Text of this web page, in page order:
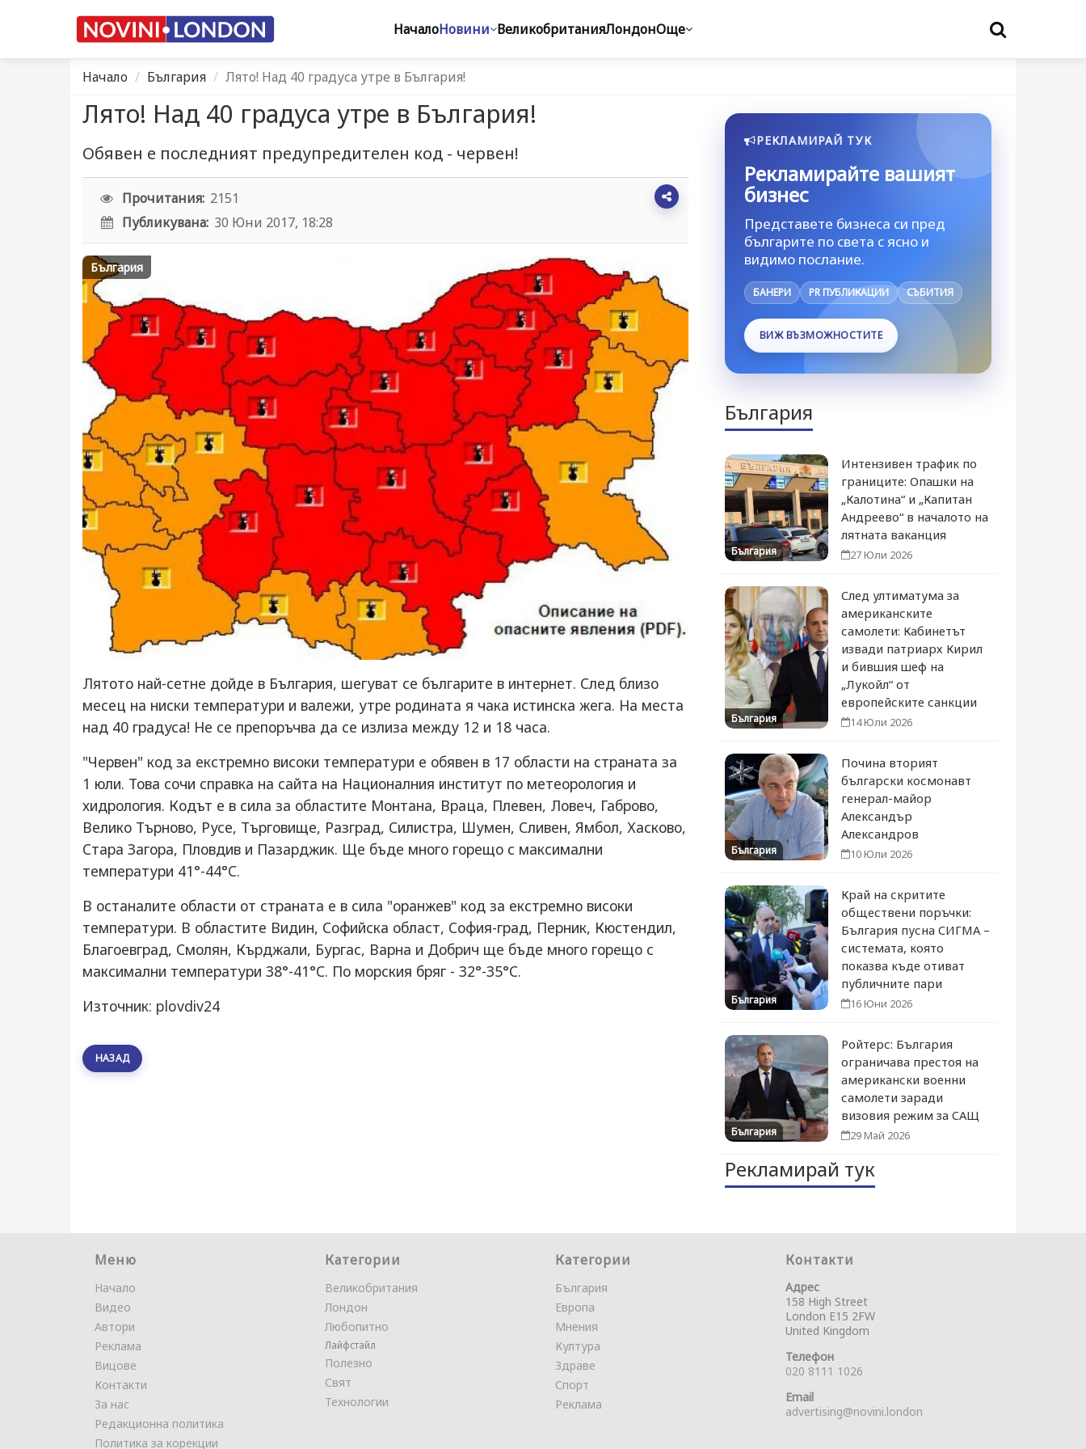
НачалоНовини ВеликобританияЛондонОще
Начало България Лято! Над 40 градуса утре в България!
Лято! Над 40 градуса утре в България!
Обявен е последният предупредителен код - червен!
Прочитания: 2151
Публикувана: 30 Юни 2017, 18:28
България
Лятото най-сетне дойде в България, шегуват се българите в интернет. След близо
месец на ниски температури и валежи, утре родината я чака истинска жега. На места
над 40 градуса! Не се препоръчва да се излиза между 12 и 18 часа.
"Червен" код за екстремно високи температури е обявен в 17 области на страната за
1 юли. Това сочи справка на сайта на Националния институт по метеорология и
хидрология. Кодът е в сила за областите Монтана, Враца, Плевен, Ловеч, Габрово,
Велико Търново, Русе, Търговище, Разград, Силистра, Шумен, Сливен, Ямбол, Хасково,
Стара Загора, Пловдив и Пазарджик. Ще бъде много горещо с максимални
температури 41°-44°C.
В останалите области от страната е в сила "оранжев" код за екстремно високи
температури. В областите Видин, Софийска област, София-град, Перник, Кюстендил,
Благоевград, Смолян, Кърджали, Бургас, Варна и Добрич ще бъде много горещо с
максимални температури 38°-41°C. По морския бряг - 32°-35°C.
Източник: plovdiv24
НАЗАД
РЕКЛАМИРАЙ ТУК
Рекламирайте вашият
бизнес
Представете бизнеса си пред
българите по света с ясно и
видимо послание.
БАНЕРИ PR ПУБЛИКАЦИИ СЪБИТИЯ
ВИЖ ВЪЗМОЖНОСТИТЕ
България
България
Интензивен трафик по
границите: Опашки на
„Калотина“ и „Капитан
Андреево“ в началото на
лятната ваканция
27 Юли 2026
България
След ултиматума за
американските
самолети: Кабинетът
извади патриарх Кирил
и бившия шеф на
„Лукойл“ от
европейските санкции
14 Юли 2026
България
Почина вторият
български космонавт
генерал-майор
Александър
Александров
10 Юли 2026
България
Край на скритите
обществени поръчки:
България пусна СИГМА –
системата, която
показва къде отиват
публичните пари
16 Юни 2026
България
Ройтерс: България
ограничава престоя на
американски военни
самолети заради
визовия режим за САЩ
29 Май 2026
Рекламирай тук
Меню
Начало
Видео
Автори
Реклама
Вицове
Контакти
За нас
Редакционна политика
Политика за корекции
Категории
Великобритания
Лондон
Любопитно
Лайфстайл
Полезно
Свят
Технологии
Категории
България
Европа
Мнения
Култура
Здраве
Спорт
Реклама
Контакти
Адрес
158 High Street
London E15 2FW
United Kingdom
Телефон
020 8111 1026
Email
advertising@novini.london